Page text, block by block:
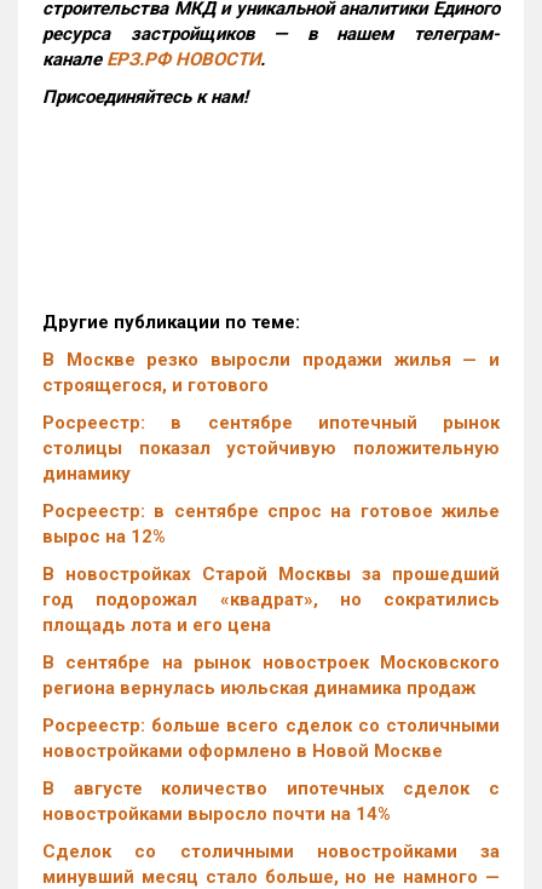
строительства МКД и уникальной аналитики Единого
ресурса застройщиков — в нашем телеграм-
канале ЕРЗ.РФ НОВОСТИ.
Присоединяйтесь к нам!
Другие публикации по теме:
В Москве резко выросли продажи жилья — и
строящегося, и готового
Росреестр: в сентябре ипотечный рынок
столицы показал устойчивую положительную
динамику
Росреестр: в сентябре спрос на готовое жилье
вырос на 12%
В новостройках Старой Москвы за прошедший
год подорожал «квадрат», но сократились
площадь лота и его цена
В сентябре на рынок новостроек Московского
региона вернулась июльская динамика продаж
Росреестр: больше всего сделок со столичными
новостройками оформлено в Новой Москве
В августе количество ипотечных сделок с
новостройками выросло почти на 14%
Cделок со столичными новостройками за
минувший месяц стало больше, но не намного —